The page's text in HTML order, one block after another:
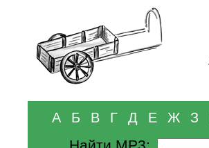
А Б В Г Д Е Ж З